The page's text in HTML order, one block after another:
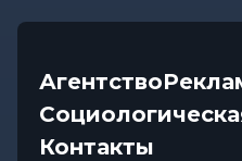
Агентство
Контакты